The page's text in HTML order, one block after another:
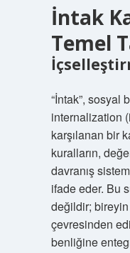
İntak
Temel
“İntak”, sosyal
internalization
karşılanan bir
kuralların,
davranış
ifade eder. Bu
değildir;
çevresinden
benliğine